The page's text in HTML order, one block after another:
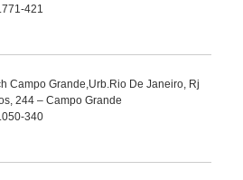
421
Campo Grande,Urb.Rio De Janeiro, Rj
244 – Campo Grande
340